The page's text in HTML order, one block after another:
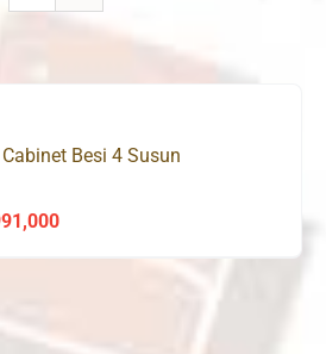
Besi 4 Susun
Current